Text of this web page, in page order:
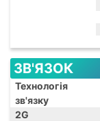
ЗВ'ЯЗОК
Технологія
зв'язку
2G